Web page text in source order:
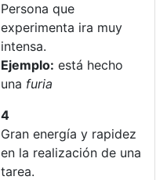
Persona que
experimenta ira muy
intensa.
Ejemplo: está hecho
una furia
4
Gran energía y rapidez
en la realización de una
tarea.